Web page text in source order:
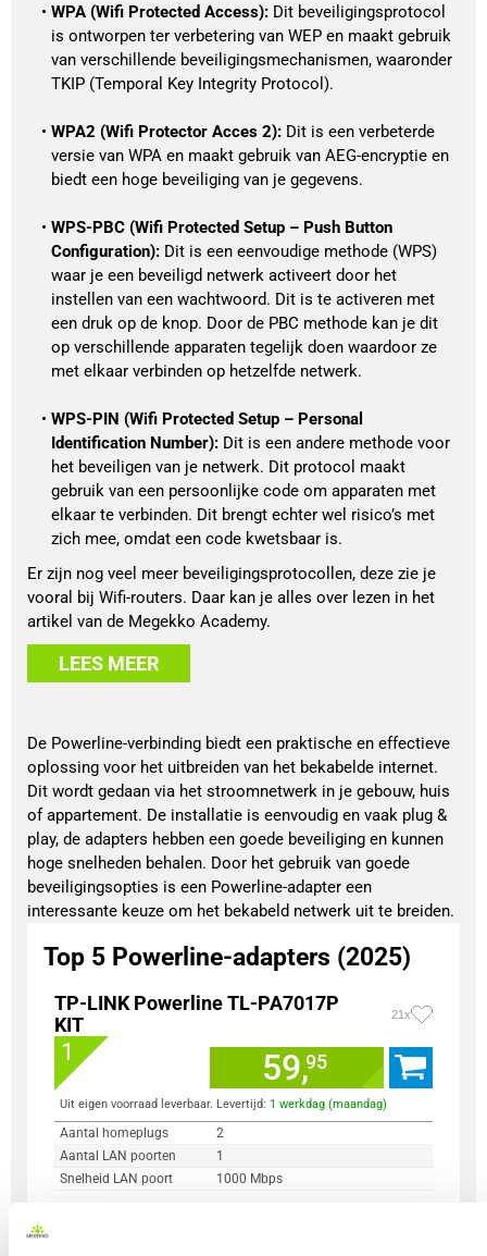
WPA (Wifi Protected Access): Dit beveiligingsprotocol
is ontworpen ter verbetering van WEP en maakt gebruik
van verschillende beveiligingsmechanismen, waaronder
TKIP (Temporal Key Integrity Protocol).
WPA2 (Wifi Protector Acces 2): Dit is een verbeterde
versie van WPA en maakt gebruik van AEG-encryptie en
biedt een hoge beveiliging van je gegevens.
WPS-PBC (Wifi Protected Setup – Push Button
Configuration): Dit is een eenvoudige methode (WPS)
waar je een beveiligd netwerk activeert door het
instellen van een wachtwoord. Dit is te activeren met
een druk op de knop. Door de PBC methode kan je dit
op verschillende apparaten tegelijk doen waardoor ze
met elkaar verbinden op hetzelfde netwerk.
WPS-PIN (Wifi Protected Setup – Personal
Identification Number): Dit is een andere methode voor
het beveiligen van je netwerk. Dit protocol maakt
gebruik van een persoonlijke code om apparaten met
elkaar te verbinden. Dit brengt echter wel risico’s met
zich mee, omdat een code kwetsbaar is.
Er zijn nog veel meer beveiligingsprotocollen, deze zie je
vooral bij Wifi-routers. Daar kan je alles over lezen in het
artikel van de Megekko Academy.
LEES MEER
De Powerline-verbinding biedt een praktische en effectieve
oplossing voor het uitbreiden van het bekabelde internet.
Dit wordt gedaan via het stroomnetwerk in je gebouw, huis
of appartement. De installatie is eenvoudig en vaak plug &
play, de adapters hebben een goede beveiliging en kunnen
hoge snelheden behalen. Door het gebruik van goede
beveiligingsopties is een Powerline-adapter een
interessante keuze om het bekabeld netwerk uit te breiden.
Top 5 Powerline-adapters (2025)
TP-LINK Powerline TL-PA7017P
KIT
21x
1 59,95
Uit eigen voorraad leverbaar. Levertijd: 1 werkdag (maandag)
Aantal homeplugs
2
Aantal LAN poorten
1
Snelheid LAN poort
1000 Mbps